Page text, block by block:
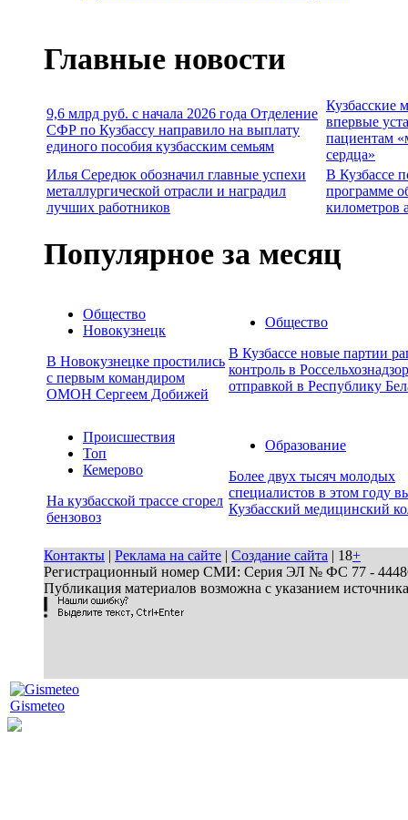
Главные новости
9,6 млрд руб. с начала 2026 года Отделение
СФР по Кузбассу направило на выплату
единого пособия кузбасским семьям
Кузбасские
впервые
пациентам
сердца»
Илья Середюк обозначил главные успехи
металлургической отрасли и наградил
лучших работников
В Кузбассе
программе
километров
Популярное за месяц
Общество
Новокузнецк
В Новокузнецке простились
с первым командиром
ОМОН Сергеем Добижей
Общество
В Кузбассе новые партии
контроль в
отправкой в Республику
Происшествия
Топ
Кемерово
На кузбасской трассе сгорел
бензовоз
Образование
Более двух тысяч молодых
специалистов в этом году
Кузбасский медицинский
Контакты | Реклама на сайте | Создание сайта | 18+
Регистрационный номер СМИ: Серия ЭЛ № ФС 77 - 44486
Публикация материалов возможна с указанием
Gismeteo